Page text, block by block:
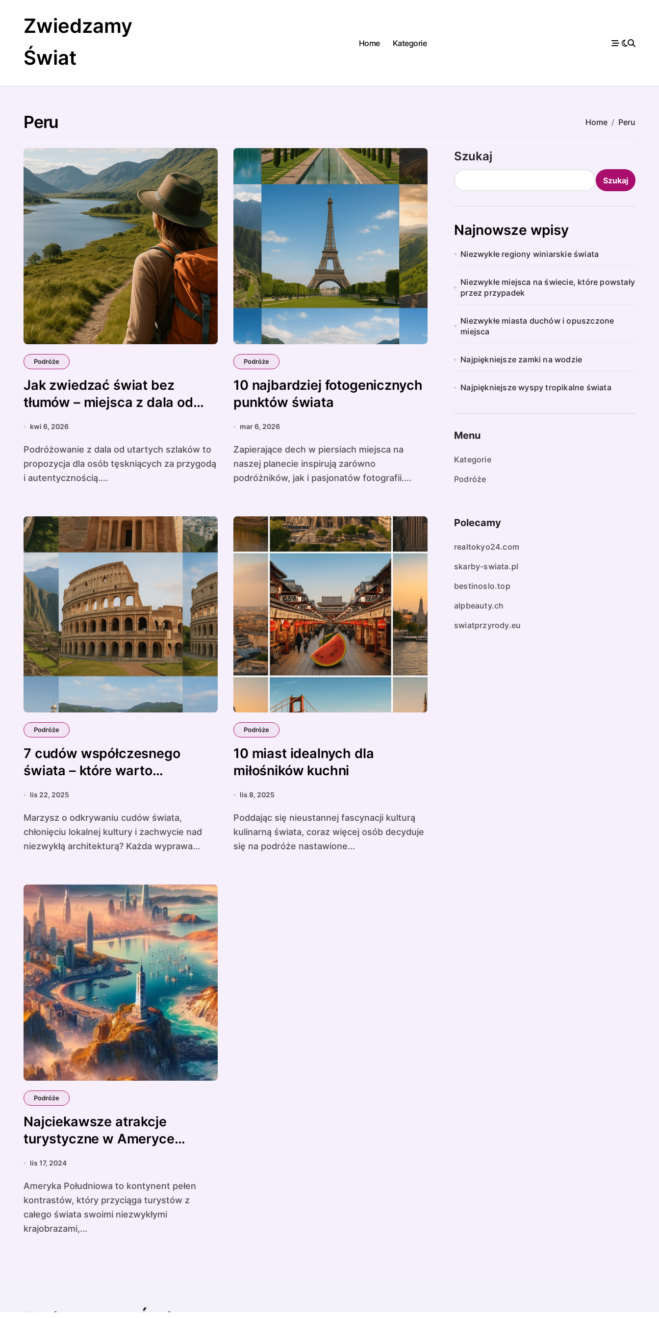
contentZwiedzamy
Świat
Home Kategorie
Peru Home Peru
Podróże
Jak zwiedzać świat bez
tłumów – miejsca z dala od
turystycznych szlaków
kwi 6, 2026
Podróżowanie z dala od utartych szlaków to
propozycja dla osób tęskniących za przygodą
i autentycznością....
Podróże
10 najbardziej fotogenicznych
punktów świata
mar 6, 2026
Zapierające dech w piersiach miejsca na
naszej planecie inspirują zarówno
podróżników, jak i pasjonatów fotografii....
Podróże
7 cudów współczesnego
świata – które warto
odwiedzić
lis 22, 2025
Marzysz o odkrywaniu cudów świata,
chłonięciu lokalnej kultury i zachwycie nad
niezwykłą architekturą? Każda wyprawa...
Podróże
10 miast idealnych dla
miłośników kuchni
lis 8, 2025
Poddając się nieustannej fascynacji kulturą
kulinarną świata, coraz więcej osób decyduje
się na podróże nastawione...
Podróże
Najciekawsze atrakcje
turystyczne w Ameryce
Południowej.
lis 17, 2024
Ameryka Południowa to kontynent pełen
kontrastów, który przyciąga turystów z
całego świata swoimi niezwykłymi
krajobrazami,...
Szukaj
Szukaj
Najnowsze wpisy
Niezwykłe regiony winiarskie świata
Niezwykłe miejsca na świecie, które powstały
przez przypadek
Niezwykłe miasta duchów i opuszczone
miejsca
Najpiękniejsze zamki na wodzie
Najpiękniejsze wyspy tropikalne świata
Menu
Kategorie
Podróże
Polecamy
realtokyo24.com
skarby-swiata.pl
bestinoslo.top
alpbeauty.ch
swiatprzyrody.eu